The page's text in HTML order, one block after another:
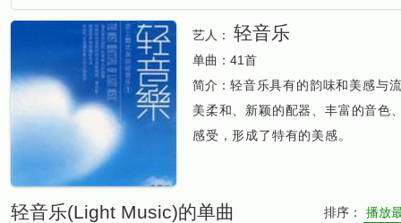
艺人： 轻音乐
单曲： 41首
简介： 轻音乐具有的韵味和美感与
美柔和、新颖的配器、丰富的音色
感受，形成了特有的美感。
轻音乐(Light Music)的单曲 排序： 播放